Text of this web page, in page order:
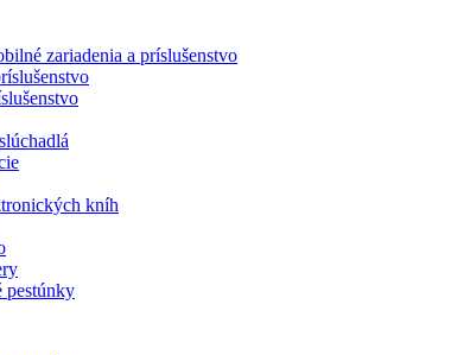
zariadenia a príslušenstvo
kníh
pestúnky